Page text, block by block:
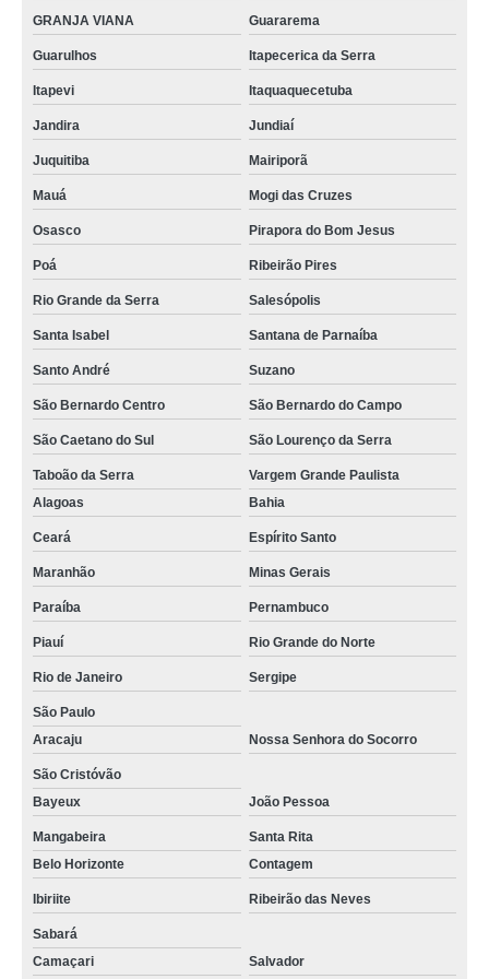
venda de madeira ecológica para fachada Recife
onde vende madeira ecológica para fachada Maranhão
madeira ecológica fachada Ceará
venda de madeira ecológica deck sustentável Sobral
onde vende madeira plástica ecológica para deck Eusébio
onde vende madeira ecológica sustentável Mogi das Cruzes
venda de madeira ecológica sustentável para fachada Cajamar
madeira ecológica para fachada orçamento Aracaju
onde vende madeira ecológica para deck sustentável Franco da Rocha
onde vende madeira ecológica para fachada Pirapora do Bom Jesus
onde vende madeira ecológica deck Mauá
madeira ecológica deck sustentável Guarulhos
madeira ecológica deck Embu Guaçú
madeira plástica ecológica para deck GRANJA VIANA
venda de madeira ecológica fachada sustentável Sabará
onde vende madeira ecológica fachada sustentável Itapevi
madeira ecológica sustentável São Gonçalo do Amarante
venda de madeira ecológica sustentável Guararema
onde vende madeira ecológica fachada Eusébio
venda de madeira ecológica para deck sustentável João Pessoa
venda de madeira ecológica fachada São Luís
madeira ecológica fachada sustentável Diadema
venda de madeira ecológica deck Teresina
madeira ecológica para revestimento Pernambuco
venda de madeira ecológica fachada sustentável ARUJÁ
madeira ecológica deck sustentável Jundiaí
GRANJA VIANA Guararema
Guarulhos Itapecerica da Serra
Itapevi Itaquaquecetuba
Jandira Jundiaí
Juquitiba Mairiporã
Mauá Mogi das Cruzes
Osasco Pirapora do Bom Jesus
Poá Ribeirão Pires
Rio Grande da Serra Salesópolis
Santa Isabel Santana de Parnaíba
Santo André Suzano
São Bernardo Centro São Bernardo do Campo
São Caetano do Sul São Lourenço da Serra
Taboão da Serra
Vargem Grande Paulista
Alagoas
Bahia
Ceará Espírito Santo
Maranhão Minas Gerais
Paraíba Pernambuco
Piauí Rio Grande do Norte
Rio de Janeiro Sergipe
São Paulo
Aracaju
Nossa Senhora do Socorro
São Cristóvão
Bayeux
João Pessoa
Mangabeira
Santa Rita
Belo Horizonte
Contagem
Ibiriite Ribeirão das Neves
Sabará
Camaçari
Salvador